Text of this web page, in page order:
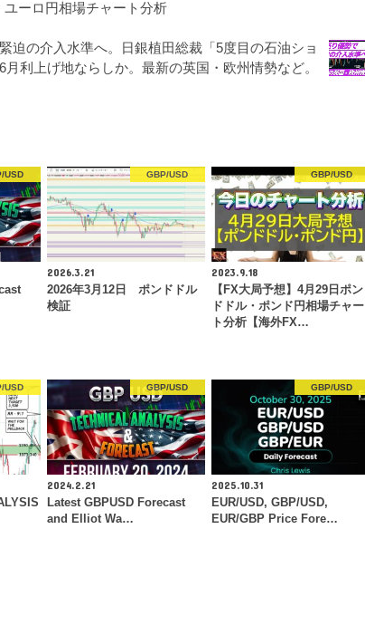
ユーロ円相場チャート分析
迫の介入水準へ。日銀植田総裁「5度目の石油ショ
月利上げ地ならしか。最新の英国・欧州情勢など。
USD GBP/USD
2026.3.21
2026年3月12日 ポンドドル
検証
GBP/USD
2023.9.18
【FX大局予想】4月29日ポン
ドドル・ポンド円相場チャー
ト分析【海外FX…
USD GBP/USD
2024.2.21
Latest GBPUSD Forecast
and Elliot Wa…
GBP/USD
2025.10.31
EUR/USD, GBP/USD,
EUR/GBP Price Fore…